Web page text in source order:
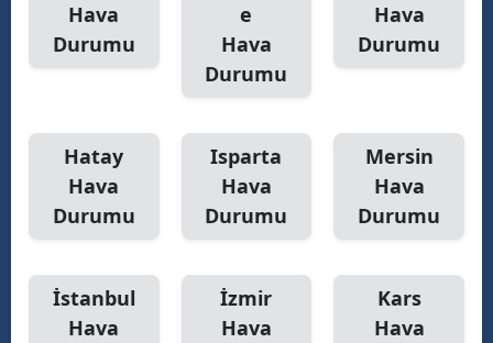
Hava
Durumu
e
Hava
Durumu
Hava
Durumu
Hatay
Hava
Durumu
Isparta
Hava
Durumu
Mersin
Hava
Durumu
İstanbul
Hava
İzmir
Hava
Kars
Hava